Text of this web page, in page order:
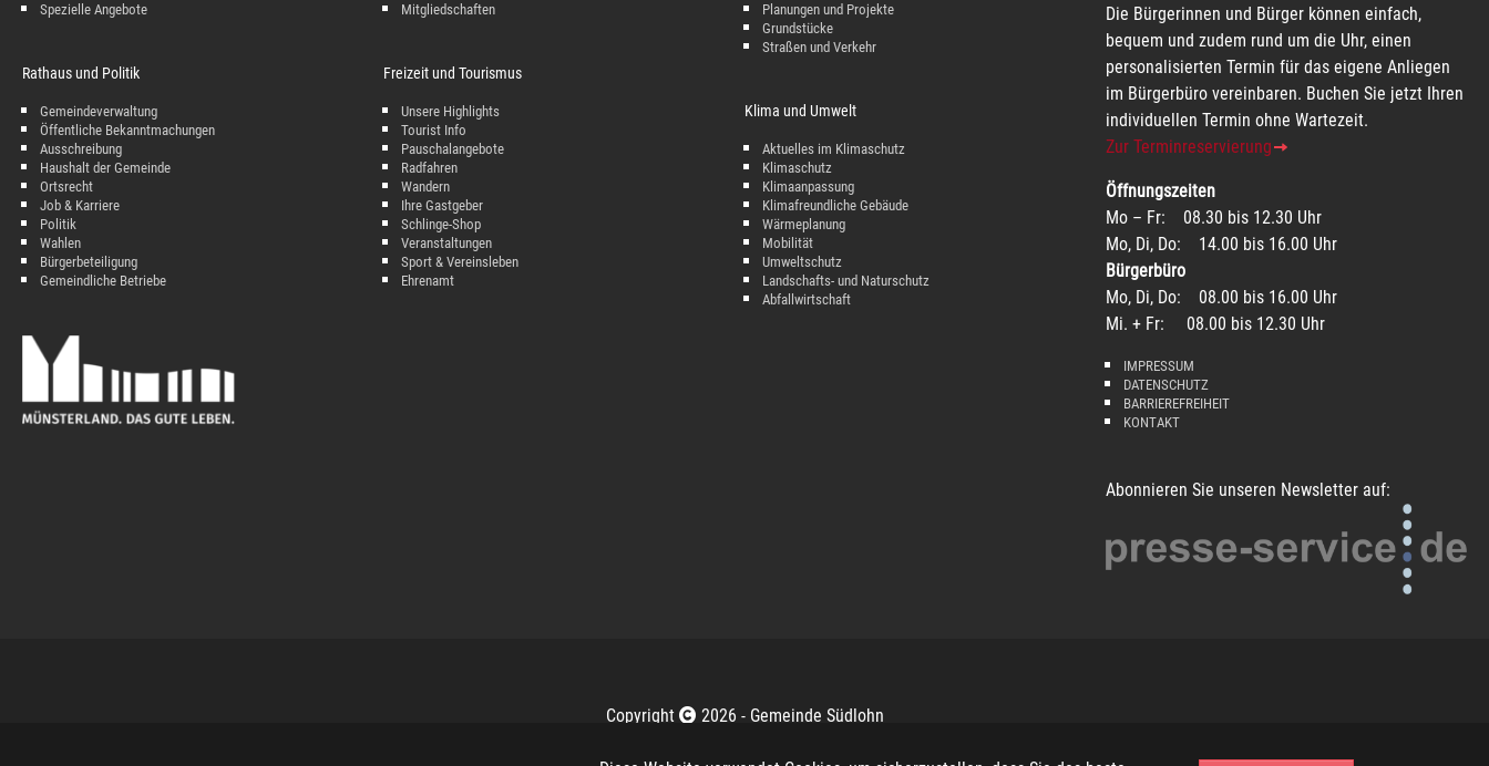
Spezielle Angebote
Rathaus und Politik
Gemeindeverwaltung
Öffentliche Bekanntmachungen
Ausschreibung
Haushalt der Gemeinde
Ortsrecht
Job & Karriere
Politik
Wahlen
Bürgerbeteiligung
Gemeindliche Betriebe
Mitgliedschaften
Freizeit und Tourismus
Unsere Highlights
Tourist Info
Pauschalangebote
Radfahren
Wandern
Ihre Gastgeber
Schlinge-Shop
Veranstaltungen
Sport & Vereinsleben
Ehrenamt
Planungen und Projekte
Grundstücke
Straßen und Verkehr
Klima und Umwelt
Aktuelles im Klimaschutz
Klimaschutz
Klimaanpassung
Klimafreundliche Gebäude
Wärmeplanung
Mobilität
Umweltschutz
Landschafts- und Naturschutz
Abfallwirtschaft
Die Bürgerinnen und Bürger können einfach,
bequem und zudem rund um die Uhr, einen
personalisierten Termin für das eigene Anliegen
im Bürgerbüro vereinbaren. Buchen Sie jetzt Ihren
individuellen Termin ohne Wartezeit.
Zur Terminreservierung
Öffnungszeiten
Mo – Fr: 08.30 bis 12.30 Uhr
Mo, Di, Do: 14.00 bis 16.00 Uhr
Bürgerbüro
Mo, Di, Do: 08.00 bis 16.00 Uhr
Mi. + Fr: 08.00 bis 12.30 Uhr
IMPRESSUM
DATENSCHUTZ
BARRIEREFREIHEIT
KONTAKT
Abonnieren Sie unseren Newsletter auf:
Copyright 2026 - Gemeinde Südlohn